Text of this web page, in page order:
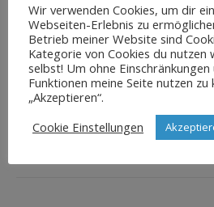
Wir verwenden Cookies, um dir
Webseiten-Erlebnis zu
Betrieb meiner Website sind
Kategorie von Cookies du nutzen
selbst! Um ohne
Funktionen meine Seite nutzen zu
„Akzeptieren“.
Cookie Einstellungen